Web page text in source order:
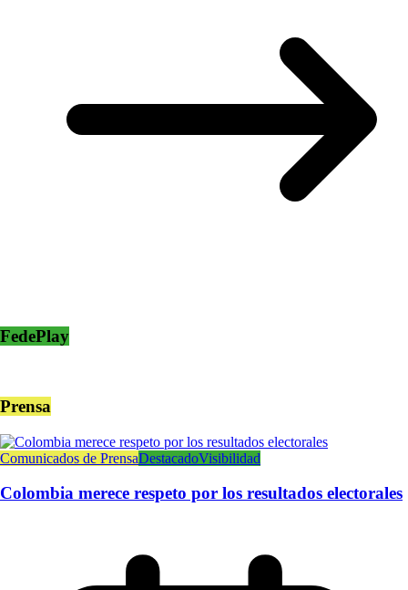
FedePlay
Prensa
Comunicados de PrensaDestacadoVisibilidad
Colombia merece respeto por los resultados electorales